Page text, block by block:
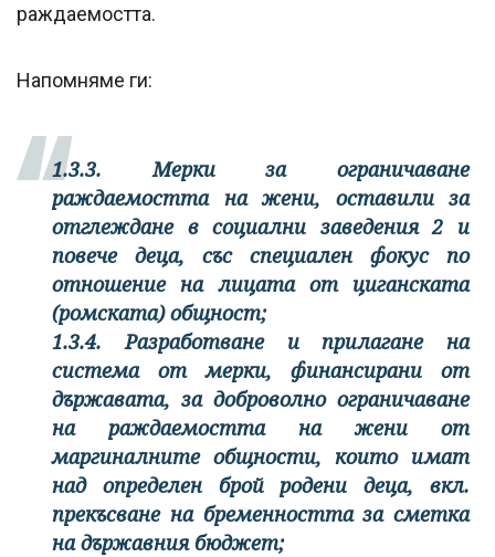
раждаемостта.
Напомняме ги:
1.3.3. Мерки за ограничаване
раждаемостта на жени, оставили за
отглеждане в социални заведения 2 и
повече деца, със специален фокус по
отношение на лицата от циганската
(ромската) общност;
1.3.4. Разработване и прилагане на
система от мерки, финансирани от
държавата, за доброволно ограничаване
на раждаемостта на жени от
маргиналните общности, които имат
над определен брой родени деца, вкл.
прекъсване на бременността за сметка
на държавния бюджет;